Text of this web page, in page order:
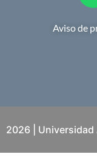
Aviso de
2026 | Universidad